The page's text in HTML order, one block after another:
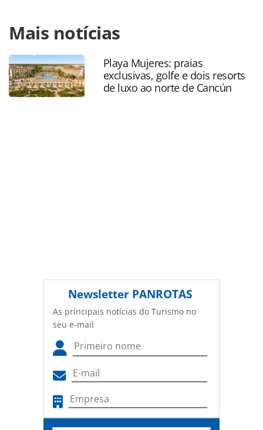
https://www.panrotas.com.br/mercado/destinos/2024/01/
e-pais-mais-seguro-da-america-do-sul-para-viajar-em-2024-
diz-estudo_202338.html ou as ferramentas oferecidas na
página. Todo o conteúdo produzido pela PANROTAS
Editora é protegido pela legislação brasileira sobre direito
autoral. Não reproduza o conteúdo sem autorização da
Mais notícias
Playa Mujeres: praias
exclusivas, golfe e dois resorts
de luxo ao norte de Cancún
Newsletter PANROTAS
As principais notícias do Turismo no
seu e-mail